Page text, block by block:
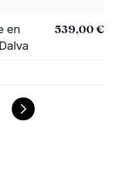
en
539,00 €